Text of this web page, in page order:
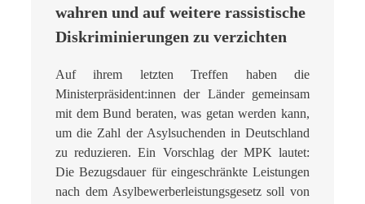
wahren und auf weitere rassistische
Diskriminierungen zu verzichten
Auf ihrem letzten Treffen haben die
Ministerpräsident:innen der Länder gemeinsam
mit dem Bund beraten, was getan werden kann,
um die Zahl der Asylsuchenden in Deutsch­land
zu reduzieren. Ein Vorschlag der MPK lautet:
Die Bezugsdauer für eingeschränkte Leistungen
nach dem Asylbewerberleistungsgesetz soll von